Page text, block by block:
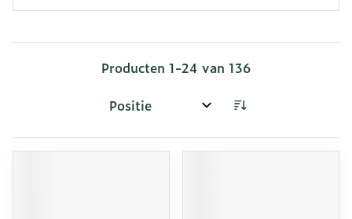
Producten 1-24 van 136
Sorteer op: